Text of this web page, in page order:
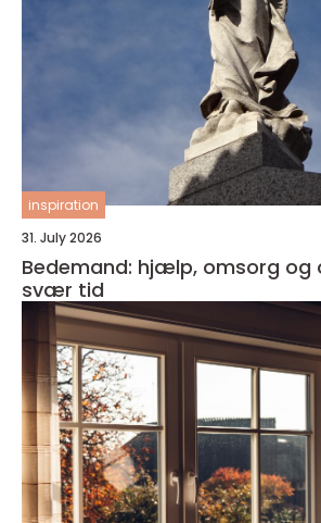
inspiration
31. July 2026
Bedemand: hjælp, omsorg og
svær tid